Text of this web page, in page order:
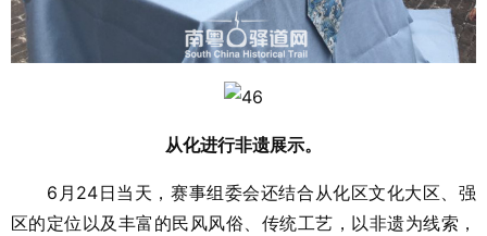
从化进行非遗展示。
6月24日当天，赛事组委会还结合从化区文化大区、强
区的定位以及丰富的民风风俗、传统工艺，以非遗为线索，